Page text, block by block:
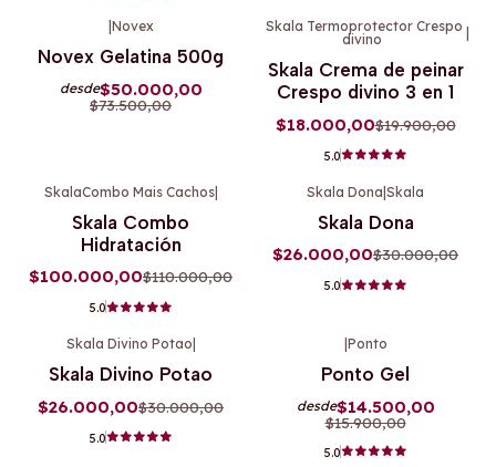
Novex
Novex Gelatina 500g
desde$50.000,00
$73.500,00
Skala Termoprotector Crespo
divino
Skala Crema de peinar
Crespo divino 3 en 1
$18.000,00$19.900,00
5.0
SkalaCombo Mais Cachos|
Skala Combo
Hidratación
$100.000,00$110.000,00
5.0
Skala Dona|Skala
Skala Dona
$26.000,00$30.000,00
5.0
Skala Divino Potao
Skala Divino Potao
$26.000,00$30.000,00
5.0
Ponto
Ponto Gel
desde$14.500,00
$15.900,00
5.0